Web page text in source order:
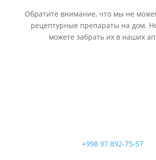
Обратите внимание, что мы не
рецептурные препараты на дом.
можете забрать их в наших
+998 97 892-75-57